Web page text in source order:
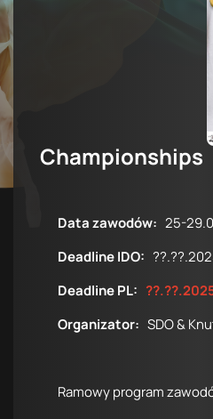
Championships
Data zawodów: 25-
Deadline IDO:
Deadline PL:
Organizator: SDO &
Ramowy program